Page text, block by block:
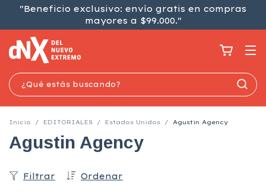
"Beneficio exclusivo: envío gratis en compras
mayores a $99.000."
Inicio / EDITORIALES / Estados Unidos / Agustin Agency
Agustin Agency
Ordenar
Filtrar